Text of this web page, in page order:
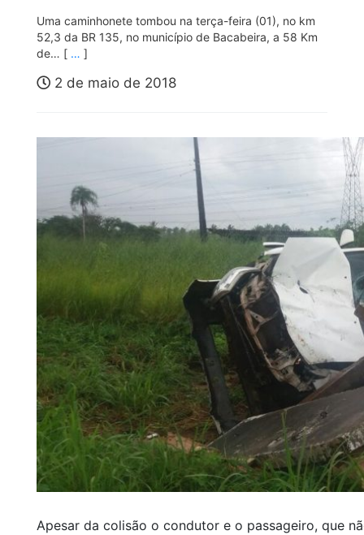
Uma caminhonete tombou na terça-feira (01), no km
52,3 da BR 135, no município de Bacabeira, a 58 Km
de… [ … ]
2 de maio de 2018
Apesar da colisão o condutor e o passageiro, que